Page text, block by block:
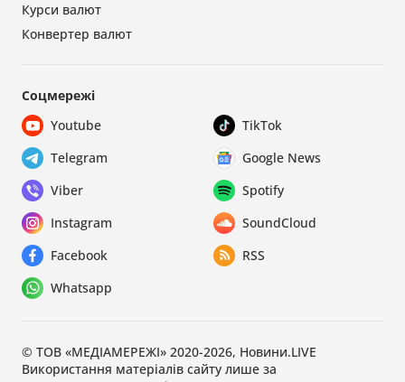
Курси валют
Конвертер валют
Соцмережі
Youtube
TikTok
Telegram
Google News
Viber
Spotify
Instagram
SoundCloud
Facebook
RSS
Whatsapp
© ТОВ «МЕДІАМЕРЕЖІ» 2020-2026, Новини.LIVE
Використання матеріалів сайту лише за